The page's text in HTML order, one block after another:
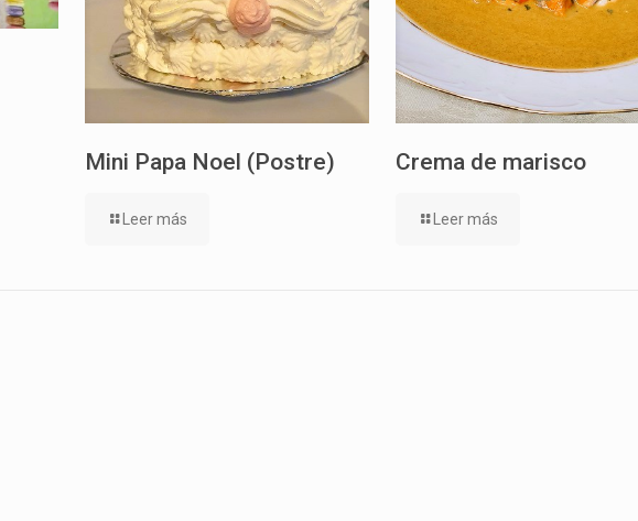
Mini Papa Noel (Postre)
Leer más
Crema de marisco
Leer más